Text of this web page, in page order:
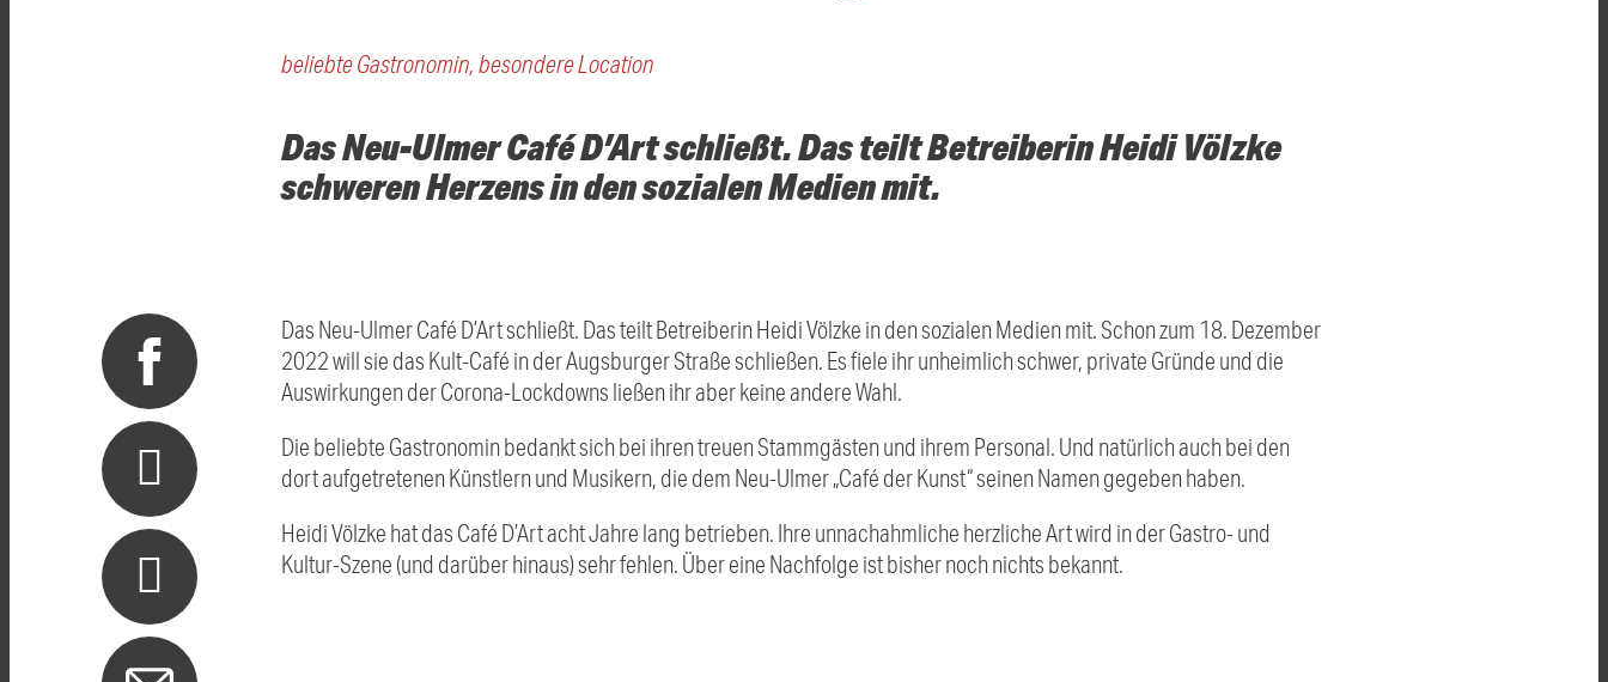
beliebte Gastronomin, besondere Location
Das Neu-Ulmer Café D’Art schließt. Das teilt Betreiberin Heidi Völzke
schweren Herzens in den sozialen Medien mit.
Das Neu-Ulmer Café D’Art schließt. Das teilt Betreiberin Heidi Völzke in den sozialen Medien mit. Schon zum 18. Dezember
2022 will sie das Kult-Café in der Augsburger Straße schließen. Es fiele ihr unheimlich schwer, private Gründe und die
Auswirkungen der Corona-Lockdowns ließen ihr aber keine andere Wahl.
Die beliebte Gastronomin bedankt sich bei ihren treuen Stammgästen und ihrem Personal. Und natürlich auch bei den
dort aufgetretenen Künstlern und Musikern, die dem Neu-Ulmer „Café der Kunst“ seinen Namen gegeben haben.
Heidi Völzke hat das Café D’Art acht Jahre lang betrieben. Ihre unnachahmliche herzliche Art wird in der Gastro- und
Kultur-Szene (und darüber hinaus) sehr fehlen. Über eine Nachfolge ist bisher noch nichts bekannt.